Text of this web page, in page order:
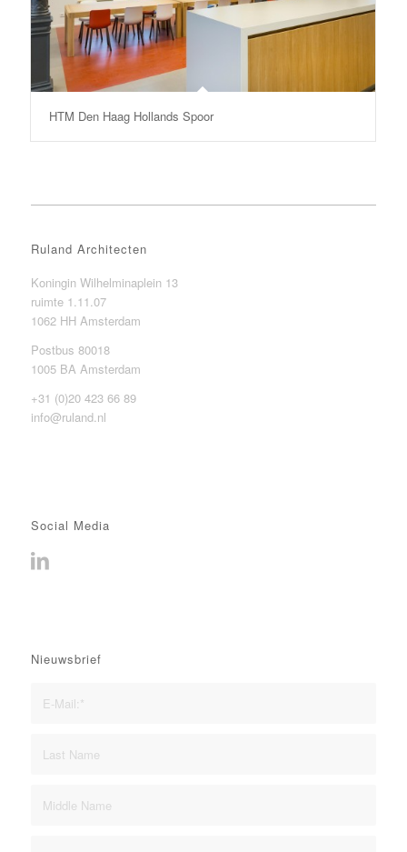
HTM Den Haag Hollands Spoor
Ruland Architecten
Koningin Wilhelminaplein 13
ruimte 1.11.07
1062 HH Amsterdam
Postbus 80018
1005 BA Amsterdam
+31 (0)20 423 66 89
info@ruland.nl
Social Media
Nieuwsbrief